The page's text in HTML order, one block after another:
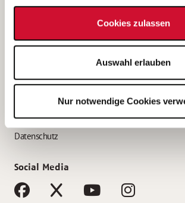
Cookies zulassen
Auswahl erlauben
Nur notwendige Cookies
Bewerbung als Altenpflegehelfer*in
Bewerbung als Erzieher*in
AWO Gliederungen nach Bundesland
Impressum
Datenschutz
Social Media